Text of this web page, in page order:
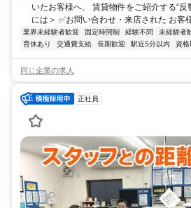
いたお客様へ、 賃貸物件をご紹介する“反
には＞ ✅お問い合わせ・来店された お客
業界未経験者歓迎 固定時間制 経験不問 未経験者
育休あり
交通費支給 長期歓迎 駅近5分以内 資格
同じ企業の求人
正社員